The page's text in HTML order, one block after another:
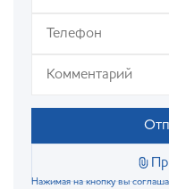
Нажимая на кнопку вы